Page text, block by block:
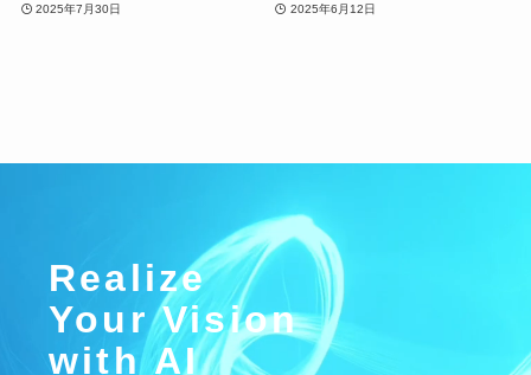
2025年7月30日 2025年6月12日
Realize
Your Vision
with AI